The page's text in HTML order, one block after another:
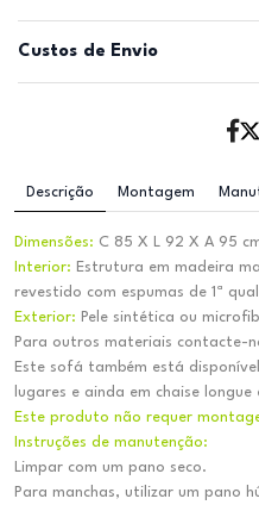
Custos de Envio
Descrição Montagem
Dimensões: C 85 X L 92 X A 95
Interior: Estrutura em madeira
revestido com espumas de 1ª
Exterior: Pele sintética ou
Para outros materiais contacte-
Este sofá também está
lugares e ainda em chaise longue
Este produto não requer
Instruções de manutenção:
Limpar com um pano seco.
Para manchas, utilizar um pano